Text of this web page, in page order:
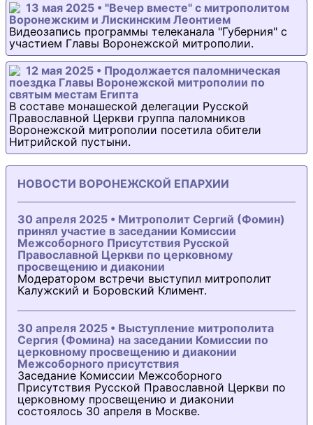
13 мая 2025 • "Вечер вместе" с митрополитом
Воронежским и Лискинским Леонтием
Видеозапись программы телеканала "Губерния" с
участием Главы Воронежской митрополии.
12 мая 2025 • Продолжается паломническая
поездка Главы Воронежской митрополии по
святым местам Египта
В составе монашеской делегации Русской
Православной Церкви группа паломников
Воронежской митрополии посетила обители
Нитрийской пустыни.
НОВОСТИ ВОРОНЕЖСКОЙ ЕПАРХИИ
30 апреля 2025 • Митрополит Сергий (Фомин)
принял участие в заседании Комиссии
Межсоборного Присутствия Русской
Православной Церкви по церковному
просвещению и диаконии
Модератором встречи выступил митрополит
Калужский и Боровский Климент.
30 апреля 2025 • Выступление митрополита
Сергия (Фомина) на заседании Комиссии по
церковному просвещению и диаконии
Межсоборного присутствия
Заседание Комиссии Межсоборного
Присутствия Русской Православной Церкви по
церковному просвещению и диаконии
состоялось 30 апреля в Москве.